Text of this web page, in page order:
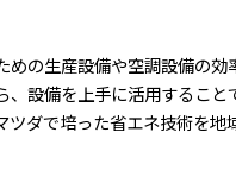
めの生産設備や空調設備の
、設備を上手に活用すること
ツダで培った省エネ技術を地